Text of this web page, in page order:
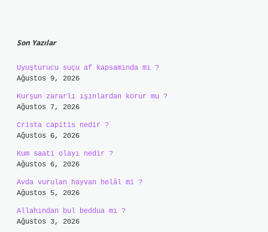
Son Yazılar
Uyuşturucu suçu af kapsamında mı ?
Ağustos 9, 2026
Kurşun zararlı ışınlardan korur mu ?
Ağustos 7, 2026
Crista capitis nedir ?
Ağustos 6, 2026
Kum saati olayı nedir ?
Ağustos 6, 2026
Avda vurulan hayvan helâl mi ?
Ağustos 5, 2026
Allahından bul beddua mı ?
Ağustos 3, 2026